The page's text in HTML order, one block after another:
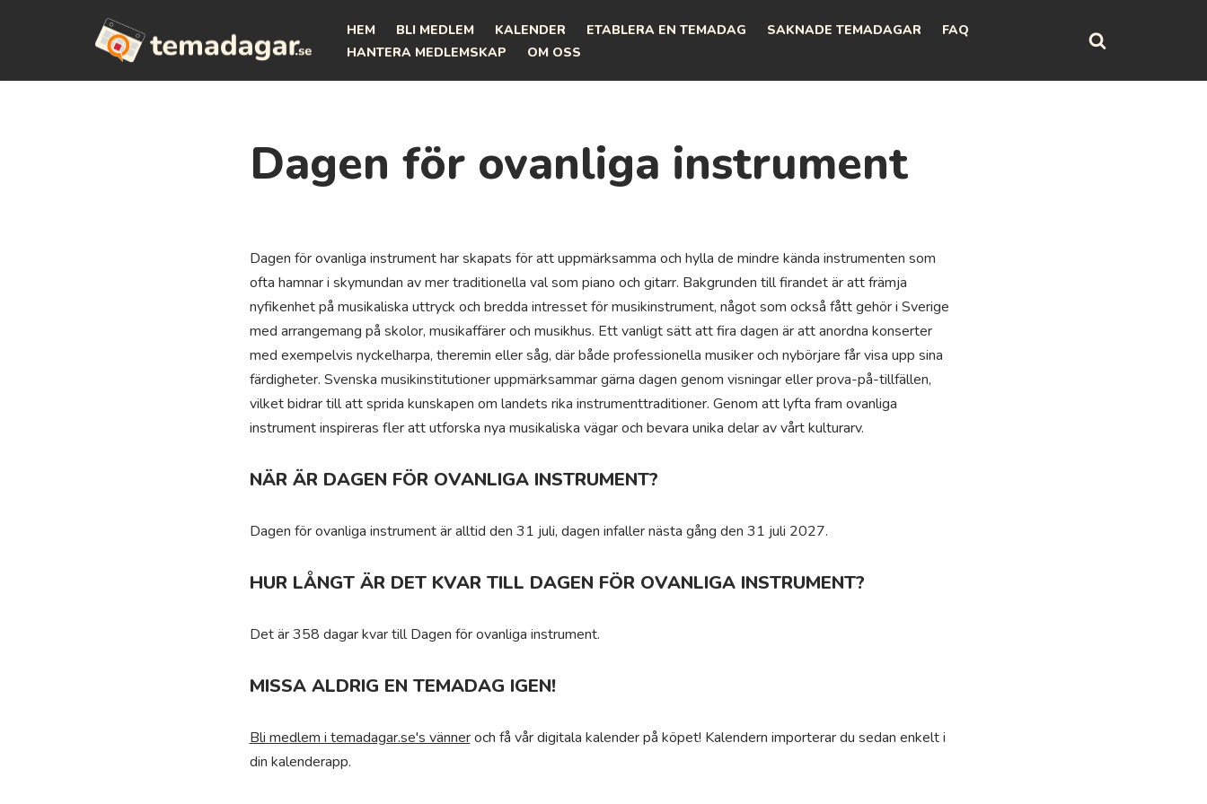
HEM BLI MEDLEM KALENDER ETABLERA EN TEMADAG SAKNADE TEMADAGAR
FAQ
HANTERA MEDLEMSKAP
OM OSS
Dagen för ovanliga instrument
Dagen för ovanliga instrument har skapats för att uppmärksamma och hylla de mindre kända instrumenten som
ofta hamnar i skymundan av mer traditionella val som piano och gitarr. Bakgrunden till firandet är att främja
nyfikenhet på musikaliska uttryck och bredda intresset för musikinstrument, något som också fått gehör i Sverige
med arrangemang på skolor, musikaffärer och musikhus. Ett vanligt sätt att fira dagen är att anordna konserter
med exempelvis nyckelharpa, theremin eller såg, där både professionella musiker och nybörjare får visa upp sina
färdigheter. Svenska musikinstitutioner uppmärksammar gärna dagen genom visningar eller prova-på-tillfällen,
vilket bidrar till att sprida kunskapen om landets rika instrumenttraditioner. Genom att lyfta fram ovanliga
instrument inspireras fler att utforska nya musikaliska vägar och bevara unika delar av vårt kulturarv.
NÄR ÄR DAGEN FÖR OVANLIGA INSTRUMENT?
Dagen för ovanliga instrument är alltid den 31 juli, dagen infaller nästa gång den 31 juli 2027.
HUR LÅNGT ÄR DET KVAR TILL DAGEN FÖR OVANLIGA INSTRUMENT?
Det är 358 dagar kvar till Dagen för ovanliga instrument.
MISSA ALDRIG EN TEMADAG IGEN!
Bli medlem i temadagar.se's vänneroch få vår digitala kalender på köpet! Kalendern importerar du sedan enkelt i
din kalenderapp.